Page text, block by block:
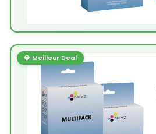
💎 Meilleur Deal